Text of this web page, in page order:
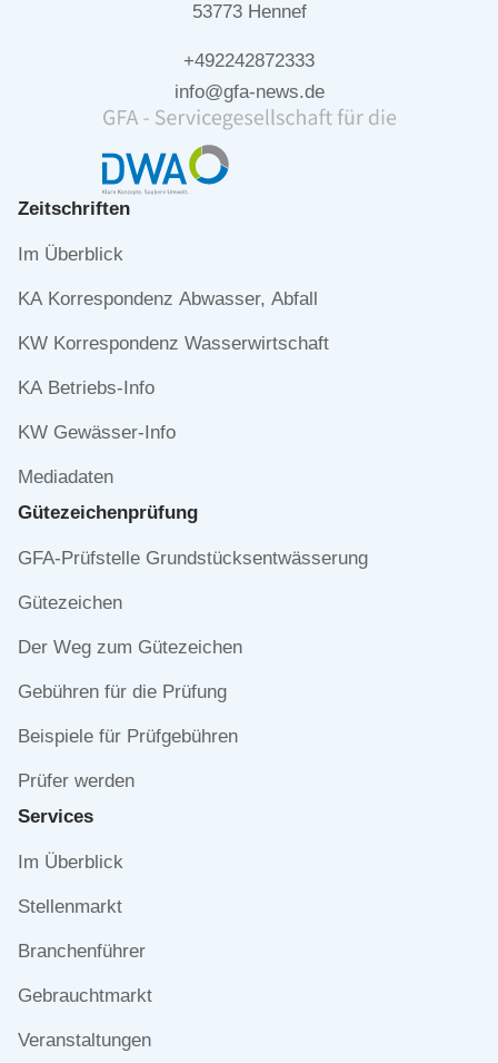
53773 Hennef
+492242872333
info@gfa-news.de
Zeitschriften
Navigation
Im Überblick
KA Korrespondenz Abwasser, Abfall
KW Korrespondenz Wasserwirtschaft
KA Betriebs-Info
KW Gewässer-Info
Mediadaten
Gütezeichen­prüfung
Navigation
GFA-Prüfstelle Grundstücksentwässerung
Gütezeichen
Der Weg zum Gütezeichen
Gebühren für die Prüfung
Beispiele für Prüfgebühren
Prüfer werden
Services
Navigation
Im Überblick
Stellenmarkt
Branchenführer
Gebrauchtmarkt
Veranstaltungen